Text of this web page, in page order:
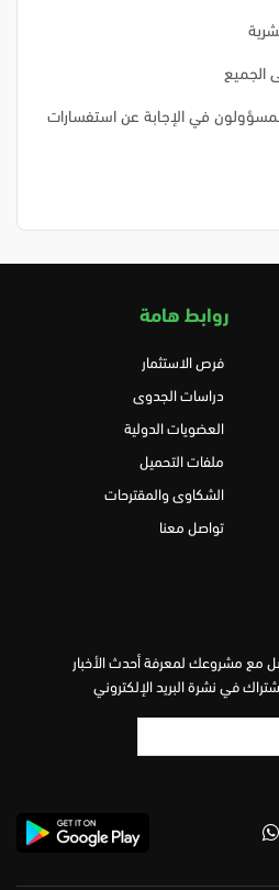
الجميع
في الإجابة عن استفسارات
روابط هامة
فرص الاستثمار
دراسات الجدوى
العضويات الدولية
ملفات التحميل
الشكاوى والمقترحات
تواصل معنا
مع مشروعك لمعرفة أحدث الأخبار
في نشرة البريد الإلكتروني